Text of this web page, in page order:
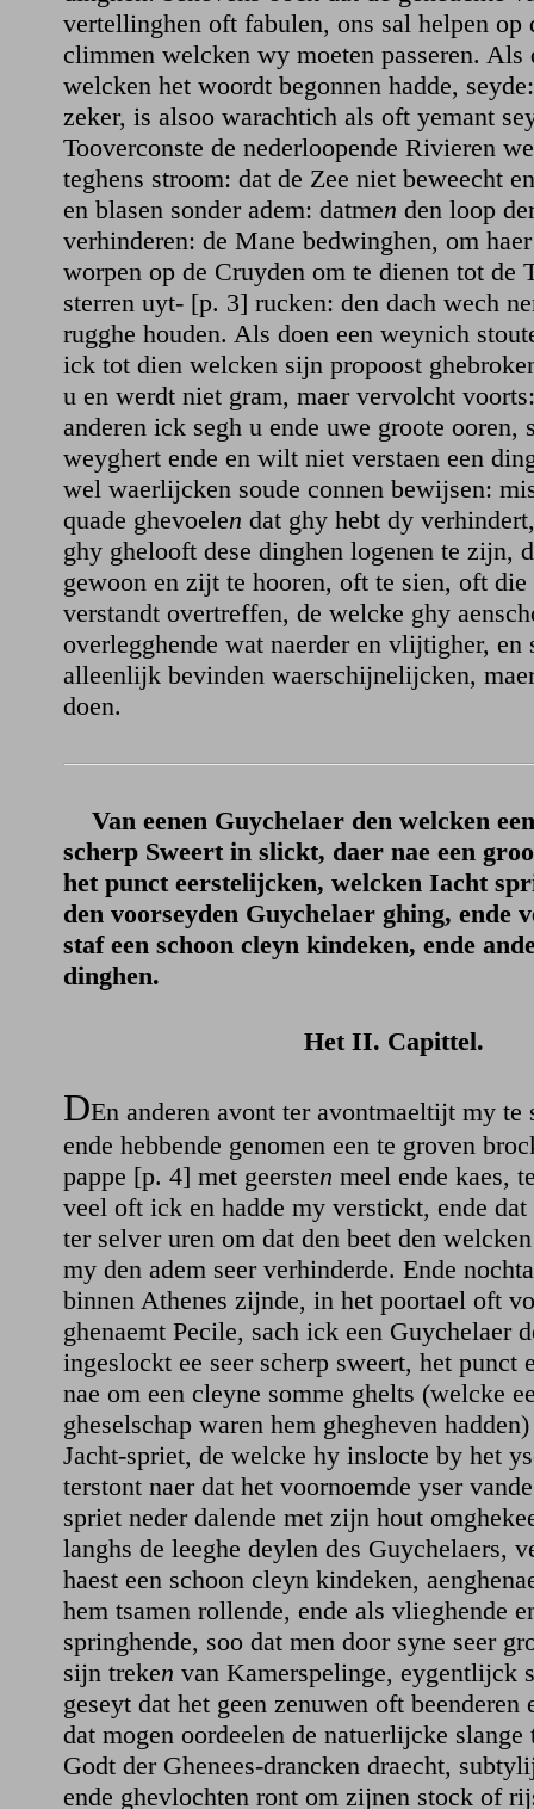
vertellinghen oft fabulen, ons sal helpen op
climmen welcken wy moeten passeren. Als
welcken het woordt begonnen hadde,
zeker, is alsoo warachtich als oft yemant
Tooverconste de nederloopende Rivieren
teghens stroom: dat de Zee niet beweecht
en blasen sonder adem: datmen den loop
verhinderen: de Mane bedwinghen, om
worpen op de Cruyden om te dienen tot de
sterren uyt- [p. 3] rucken: den dach wech
rugghe houden. Als doen een weynich
ick tot dien welcken sijn propoost
u en werdt niet gram, maer vervolcht
anderen ick segh u ende uwe groote ooren,
weyghert ende en wilt niet verstaen een
wel waerlijcken soude connen bewijsen:
quade ghevoelen dat ghy hebt dy
ghy ghelooft dese dinghen logenen te zijn,
gewoon en zijt te hooren, oft te sien, oft die
verstandt overtreffen, de welcke ghy
overlegghende wat naerder en vlijtigher, en
alleenlijk bevinden waerschijnelijcken,
doen.
Van eenen Guychelaer den welcken
scherp Sweert in slickt, daer nae een
het punct eerstelijcken, welcken Iacht
den voorseyden Guychelaer ghing, ende
staf een schoon cleyn kindeken, ende
dinghen.
Het II. Capittel.
DEn anderen avont ter avontmaeltijt my te
ende hebbende genomen een te groven
pappe [p. 4] met geersten meel ende kaes,
veel oft ick en hadde my verstickt, ende
ter selver uren om dat den beet den
my den adem seer verhinderde. Ende
binnen Athenes zijnde, in het poortael oft
ghenaemt Pecile, sach ick een Guychelaer
ingeslockt ee seer scherp sweert, het punct
nae om een cleyne somme ghelts (welcke
gheselschap waren hem ghegheven
Jacht-spriet, de welcke hy inslocte by het
terstont naer dat het voornoemde yser
spriet neder dalende met zijn hout
langhs de leeghe deylen des Guychelaers,
haest een schoon cleyn kindeken,
hem tsamen rollende, ende als vlieghende
springhende, soo dat men door syne seer
sijn treken van Kamerspelinge, eygentlijck
geseyt dat het geen zenuwen oft beenderen
dat mogen oordeelen de natuerlijcke
Godt der Ghenees-drancken draecht,
ende ghevlochten ront om zijnen stock of